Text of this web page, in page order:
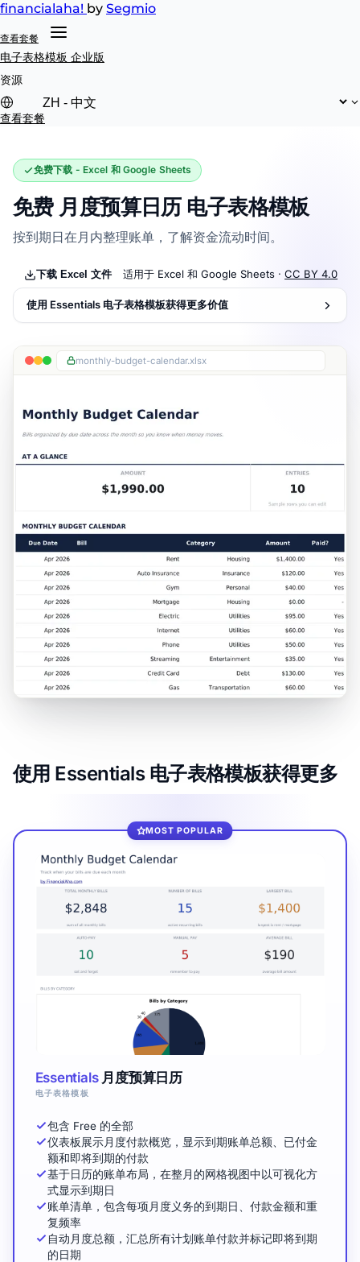
financialaha! by Segmio
查看套餐
电子表格模板 企业版
资源
查看套餐
免费下载 - Excel 和 Google Sheets
免费 月度预算日历 电子表格模板
按到期日在月内整理账单，了解资金流动时间。
下载 Excel 文件 适用于 Excel 和 Google Sheets ·CC BY 4.0
使用 Essentials 电子表格模板获得更多价值
monthly-budget-calendar.xlsx
使用 Essentials 电子表格模板获得更多
MOST POPULAR
Essentials月度预算日历
电子表格模板
包含 Free 的全部
仪表板展示月度付款概览，显示到期账单总额、已付金
额和即将到期的付款
基于日历的账单布局，在整月的网格视图中以可视化方
式显示到期日
账单清单，包含每项月度义务的到期日、付款金额和重
复频率
自动月度总额，汇总所有计划账单付款并标记即将到期
的日期